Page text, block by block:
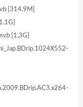
[314.9M]
[1.3G]